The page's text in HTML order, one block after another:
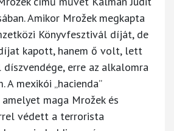
Amikor Mrožek megkapta
Könyvfesztivál díját, de
kapott, hanem ő volt, lett
erre az alkalomra
A mexikói „hacienda”
maga Mrožek és
védett a terrorista